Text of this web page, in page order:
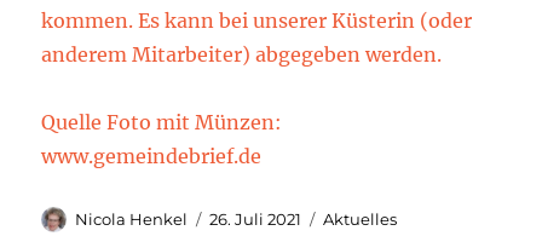
kommen. Es kann bei unserer Küsterin (oder
anderem Mitarbeiter) abgegeben werden.
Quelle Foto mit Münzen:
www.gemeindebrief.de
Autor
Nicola Henkel
Veröffentlicht
26. Juli 2021 Kategorien
Aktuelles